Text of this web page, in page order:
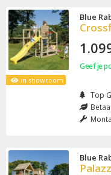
in showroom
Blue
Geef je
Top
Blue